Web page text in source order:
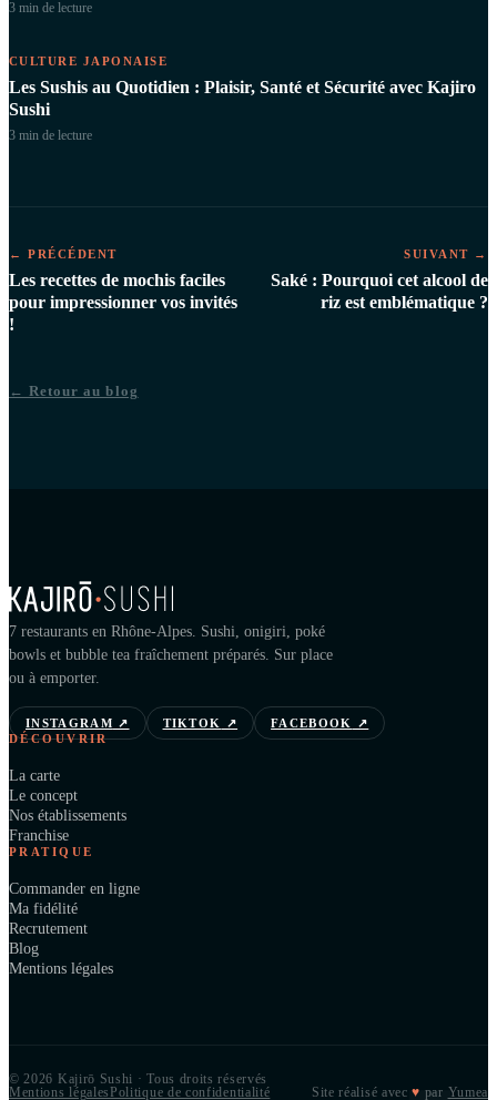
3 min de lecture
CULTURE JAPONAISE
Les Sushis au Quotidien : Plaisir, Santé et Sécurité avec Kajiro
Sushi
3 min de lecture
← PRÉCÉDENT
Les recettes de mochis faciles
pour impressionner vos invités
!
SUIVANT →
Saké : Pourquoi cet alcool de
riz est emblématique ?
← Retour au blog
7 restaurants en Rhône-Alpes. Sushi, onigiri, poké
bowls et bubble tea fraîchement préparés. Sur place
ou à emporter.
INSTAGRAM ↗ TIKTOK ↗ FACEBOOK
↗
DÉCOUVRIR
La carte
Le concept
Nos établissements
Franchise
PRATIQUE
Commander en ligne
Ma fidélité
Recrutement
Blog
Mentions légales
© 2026 Kajirō Sushi · Tous droits réservés
Mentions légalesPolitique de confidentialité Site réalisé avec ♥ par Yumea